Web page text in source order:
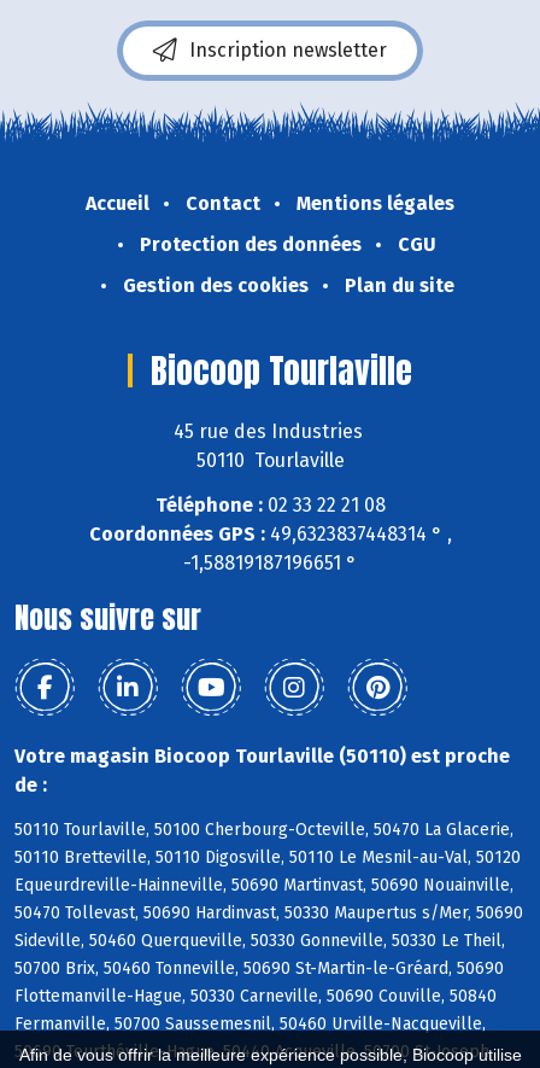
Afin de vous offrir la meilleure expérience possible, Biocoop utilise
Inscription newsletter
Accueil Contact
Mentions légales
Protection des données
CGU
Gestion des cookies
Plan du site
Biocoop Tourlaville
45 rue des Industries
50110 Tourlaville
Téléphone :02 33 22 21 08
Coordonnées GPS :49,6323837448314 ° ,
-1,58819187196651 °
Nous suivre sur
Votre magasin Biocoop Tourlaville (50110) est proche
de :
50110 Tourlaville, 50100 Cherbourg-Octeville, 50470 La Glacerie,
50110 Bretteville, 50110 Digosville, 50110 Le Mesnil-au-Val, 50120
Equeurdreville-Hainneville, 50690 Martinvast, 50690 Nouainville,
50470 Tollevast, 50690 Hardinvast, 50330 Maupertus s/Mer, 50690
Sideville, 50460 Querqueville, 50330 Gonneville, 50330 Le Theil,
50700 Brix, 50460 Tonneville, 50690 St-Martin-le-Gréard, 50690
Flottemanville-Hague, 50330 Carneville, 50690 Couville, 50840
Fermanville, 50700 Saussemesnil, 50460 Urville-Nacqueville,
50690 Teurthéville-Hague, 50440 Acqueville, 50700 St-Joseph,